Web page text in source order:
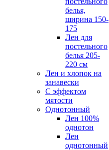
белья,
ширина 150-
175
Лен для
постельного
белья 205-
220 см
Лен и хлопок на
занавески
С эффектом
мятости
Однотонный
Лен 100%
однотон
Лен
однотонный